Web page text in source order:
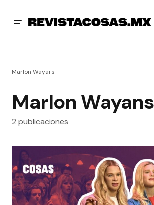
Marlon Wayans
Marlon Wayans
2 publicaciones